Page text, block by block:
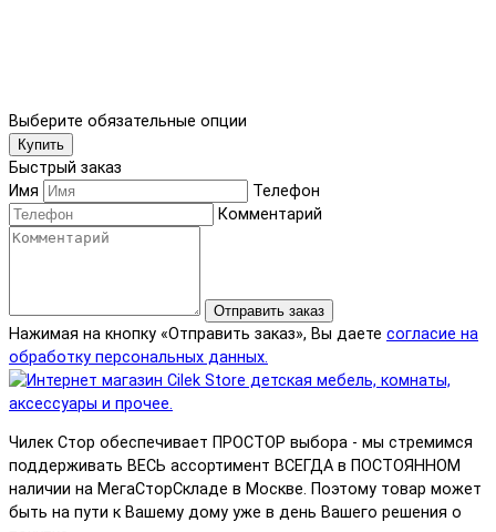
Выберите обязательные опции
Купить
Быстрый заказ
Имя
Телефон
Комментарий
Отправить заказ
Нажимая на кнопку «Отправить заказ», Вы даете согласие на
обработку персональных данных.
Чилек Стор обеспечивает ПРОСТОР выбора - мы стремимся
поддерживать ВЕСЬ ассортимент ВСЕГДА в ПОСТОЯННОМ
наличии на МегаСторСкладе в Москве. Поэтому товар может
быть на пути к Вашему дому уже в день Вашего решения о